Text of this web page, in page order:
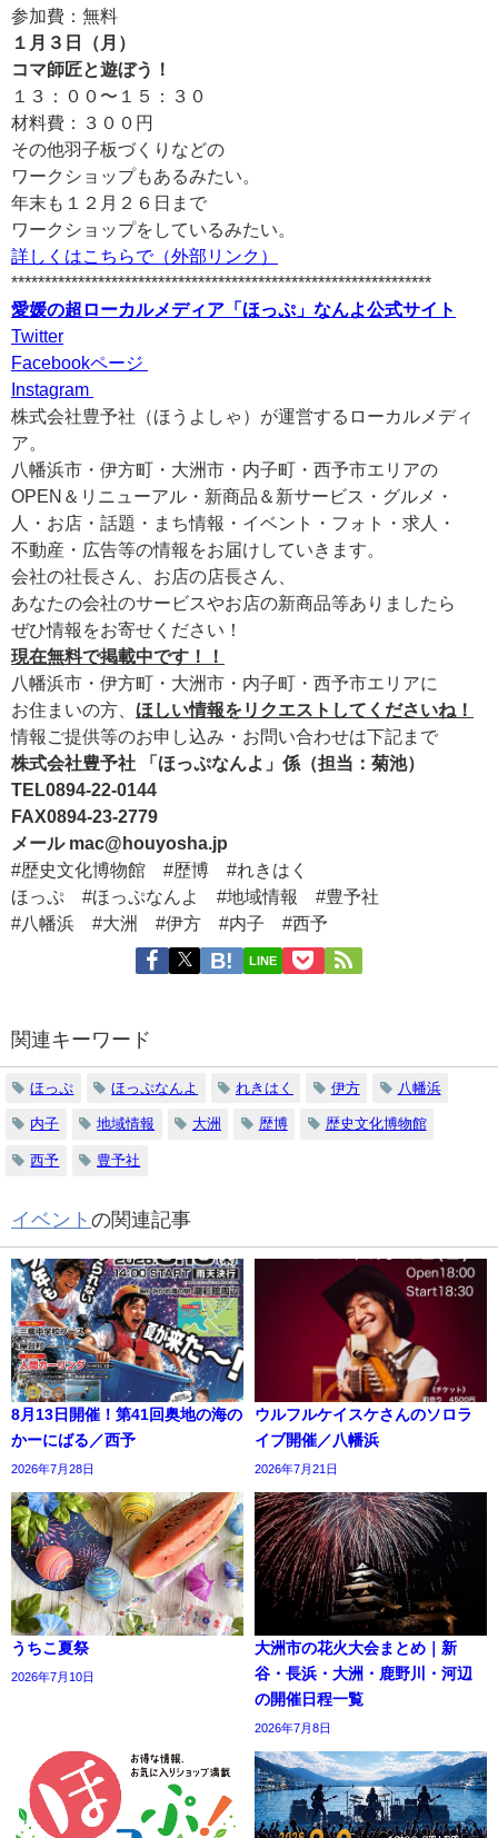
参加費：無料
１月３日（月）
コマ師匠と遊ぼう！
１３：００〜１５：３０
材料費：３００円
その他羽子板づくりなどの
ワークショップもあるみたい。
年末も１２月２６日まで
ワークショップをしているみたい。
詳しくはこちらで（外部リンク）
***************************************************************
愛媛の超ローカルメディア「ほっぷ」なんよ公式サイト
Twitter
Facebookページ
Instagram
株式会社豊予社（ほうよしゃ）が運営するローカルメディ
ア。
八幡浜市・伊方町・大洲市・内子町・西予市エリアの
OPEN＆リニューアル・新商品＆新サービス・グルメ・
人・お店・話題・まち情報・イベント・フォト・求人・
不動産・広告等の情報をお届けしていきます。
会社の社長さん、お店の店長さん、
あなたの会社のサービスやお店の新商品等ありましたら
ぜひ情報をお寄せください！
現在無料で掲載中です！！
八幡浜市・伊方町・大洲市・内子町・西予市エリアに
お住まいの方、 ほしい情報をリクエストしてくださいね！
情報ご提供等のお申し込み・お問い合わせは下記まで
株式会社豊予社 「ほっぷなんよ」係（担当：菊池）
TEL0894-22-0144
FAX0894-23-2779
メール mac@houyosha.jp
#歴史文化博物館 #歴博 #れきはく
ほっぷ #ほっぷなんよ #地域情報 #豊予社
#八幡浜 #大洲 #伊方 #内子 #西予
LINE
関連キーワード
ほっぷ ほっぷなんよ れきはく 伊方 八幡浜
内子 地域情報 大洲 歴博 歴史文化博物館
西予 豊予社
イベント の関連記事
8月13日開催！第41回奥地の海の
かーにばる／西予
2026年7月28日
ウルフルケイスケさんのソロラ
イブ開催／八幡浜
2026年7月21日
うちこ夏祭
2026年7月10日
大洲市の花火大会まとめ｜新
谷・長浜・大洲・鹿野川・河辺
の開催日程一覧
2026年7月8日